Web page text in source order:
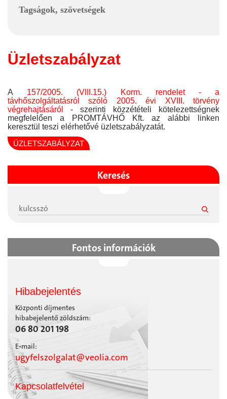
Tagságok, szövetségek
Üzletszabályzat
A 157/2005. (VIII.15.) Korm. rendelet - a
távhőszolgáltatásról szóló 2005. évi XVIII. törvény
végrehajtásáról - szerinti közzétételi kötelezettségnek
megfelelően a PROMTÁVHŐ Kft. az alábbi linken
keresztül teszi elérhetővé üzletszabályzatát.
ÜZLETSZABÁLYZAT
Keresés
Fontos információk
Hibabejelentés
Központi díjmentes
hibabejelentő zöldszám:
06 80 201 198
E-mail:
ugyfelszolgalat@veolia.com
Kapcsolatfelvétel